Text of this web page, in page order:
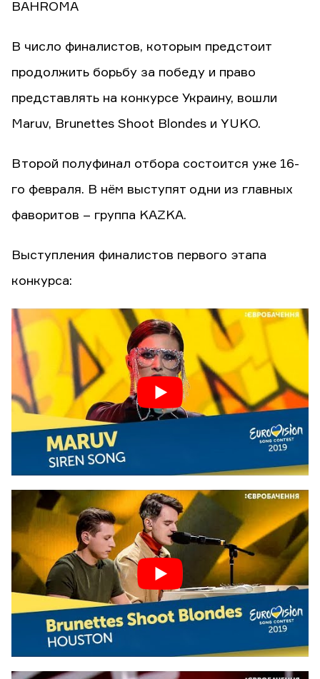
BAHROMA
В число финалистов, которым предстоит
продолжить борьбу за победу и право
представлять на конкурсе Украину, вошли
Maruv, Brunettes Shoot Blondes и YUKO.
Второй полуфинал отбора состоится уже 16-
го февраля. В нём выступят одни из главных
фаворитов – группа KAZKA.
Выступления финалистов первого этапа
конкурса: